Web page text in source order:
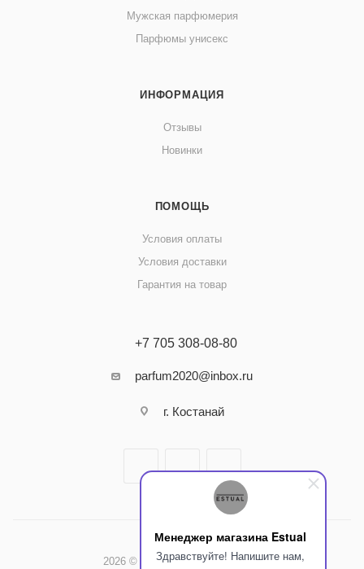
Менеджер магазина Estual
Здравствуйте! Напишите нам,
Мужская парфюмерия
Парфюмы унисекс
ИНФОРМАЦИЯ
Отзывы
Новинки
ПОМОЩЬ
Условия оплаты
Условия доставки
Гарантия на товар
+7 705 308-08-80
parfum2020@inbox.ru
г. Костанай
2026 © Интернет-магазин Estual